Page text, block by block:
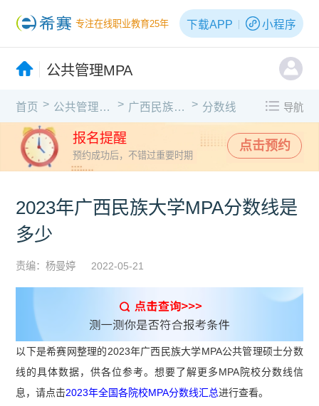
专注在线职业教育25年 下载APP 小程序
公共管理MPA
首页 > 公共管理MPA > 广西民族大学 > 分数线 导航
报名提醒
预约成功后，不错过重要时期
点击预约
2023年广西民族大学MPA分数线是
多少
责编：杨曼婷 2022-05-21
以下是希赛网整理的2023年广西民族大学MPA公共管理硕士分数
线的具体数据，供各位参考。想要了解更多MPA院校分数线信
息，请点击2023年全国各院校MPA分数线汇总进行查看。